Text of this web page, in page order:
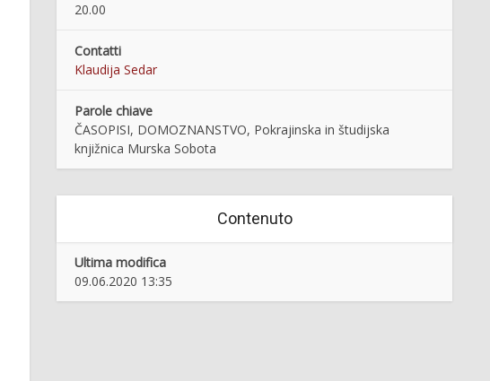
20.00
Contatti
Klaudija Sedar
Parole chiave
ČASOPISI, DOMOZNANSTVO, Pokrajinska in študijska
knjižnica Murska Sobota
Contenuto
Ultima modifica
09.06.2020 13:35